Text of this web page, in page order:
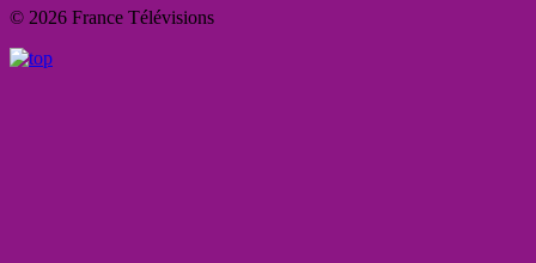
© 2026 France Télévisions